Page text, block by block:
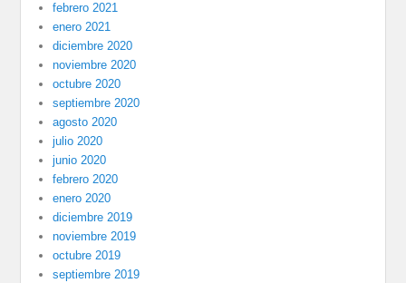
febrero 2021
enero 2021
diciembre 2020
noviembre 2020
octubre 2020
septiembre 2020
agosto 2020
julio 2020
junio 2020
febrero 2020
enero 2020
diciembre 2019
noviembre 2019
octubre 2019
septiembre 2019